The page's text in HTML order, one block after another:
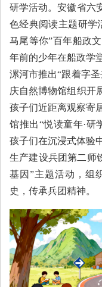
研学活动。安徽省六
色经典阅读主题研学
马尾等你”百年船政
年前的少年在船政学
漯河市推出“跟着字
庆自然博物馆组织开
孩子们近距离观察寄
馆推出“悦读童年·研
孩子们在沉浸式体验
生产建设兵团第二师
基因”主题活动，组
史，传承兵团精神。